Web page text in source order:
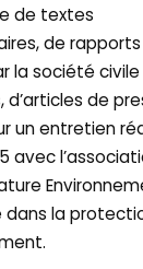
de textes
de rapports
la société
d’articles de
un entretien
avec
dans la